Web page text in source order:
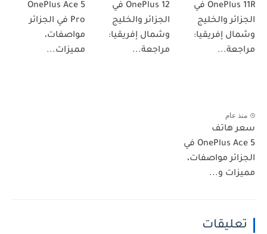
OnePlus 11R في
الجزائر والخليج
وشمال إفريقيا:
مراجعة...
OnePlus 12 في
الجزائر والخليج
وشمال إفريقيا:
مراجعة...
OnePlus Ace 5
Pro في الجزائر
مواصفات،
مميزات...
منذ عام
سعر هاتف
OnePlus Ace 5 في
الجزائر مواصفات،
مميزات و...
تعليقات